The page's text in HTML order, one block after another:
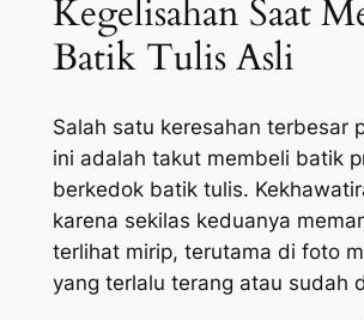
Kegelisahan Saat
Batik Tulis Asli
Salah satu keresahan terbesar
ini adalah takut membeli batik
berkedok batik tulis.
karena sekilas keduanya
terlihat mirip, terutama di foto
yang terlalu terang atau sudah